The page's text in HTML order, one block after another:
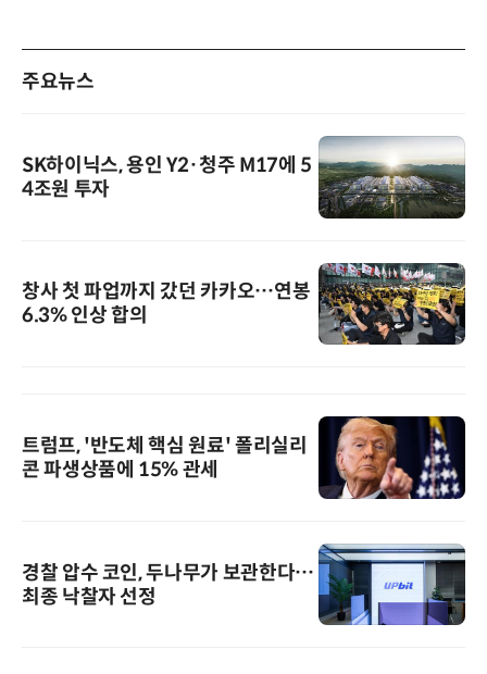
주요뉴스
SK하이닉스, 용인 Y2·청주 M17에 5
4조원 투자
창사 첫 파업까지 갔던 카카오…연봉
6.3% 인상 합의
트럼프, '반도체 핵심 원료' 폴리실리
콘 파생상품에 15% 관세
경찰 압수 코인, 두나무가 보관한다…
최종 낙찰자 선정